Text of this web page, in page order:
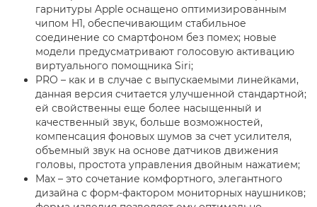
гарнитуры Apple оснащено оптимизированным
чипом H1, обеспечивающим стабильное
соединение со смартфоном без помех; новые
модели предусматривают голосовую активацию
виртуального помощника Siri;
PRO – как и в случае с выпускаемыми линейками,
данная версия считается улучшенной стандартной;
ей свойственны еще более насыщенный и
качественный звук, больше возможностей,
компенсация фоновых шумов за счет усилителя,
объемный звук на основе датчиков движения
головы, простота управления двойным нажатием;
Max – это сочетание комфортного, элегантного
дизайна с форм-фактором мониторных наушников;